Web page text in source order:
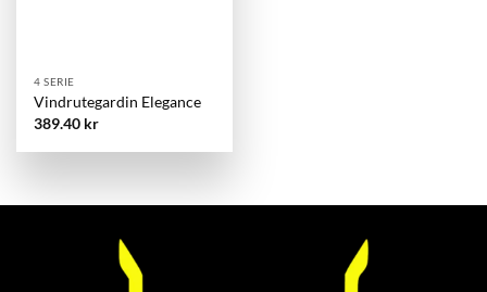
4 SERIE
Vindrutegardin Elegance
389.40 kr